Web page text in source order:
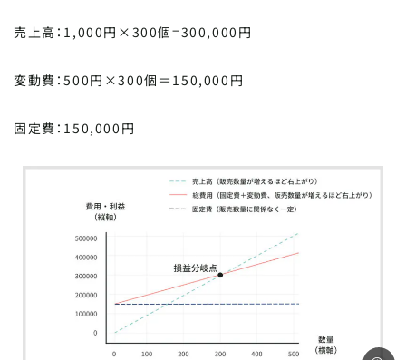
売上高：1,000円×300個=300,000円
変動費：500円×300個＝150,000円
固定費：150,000円